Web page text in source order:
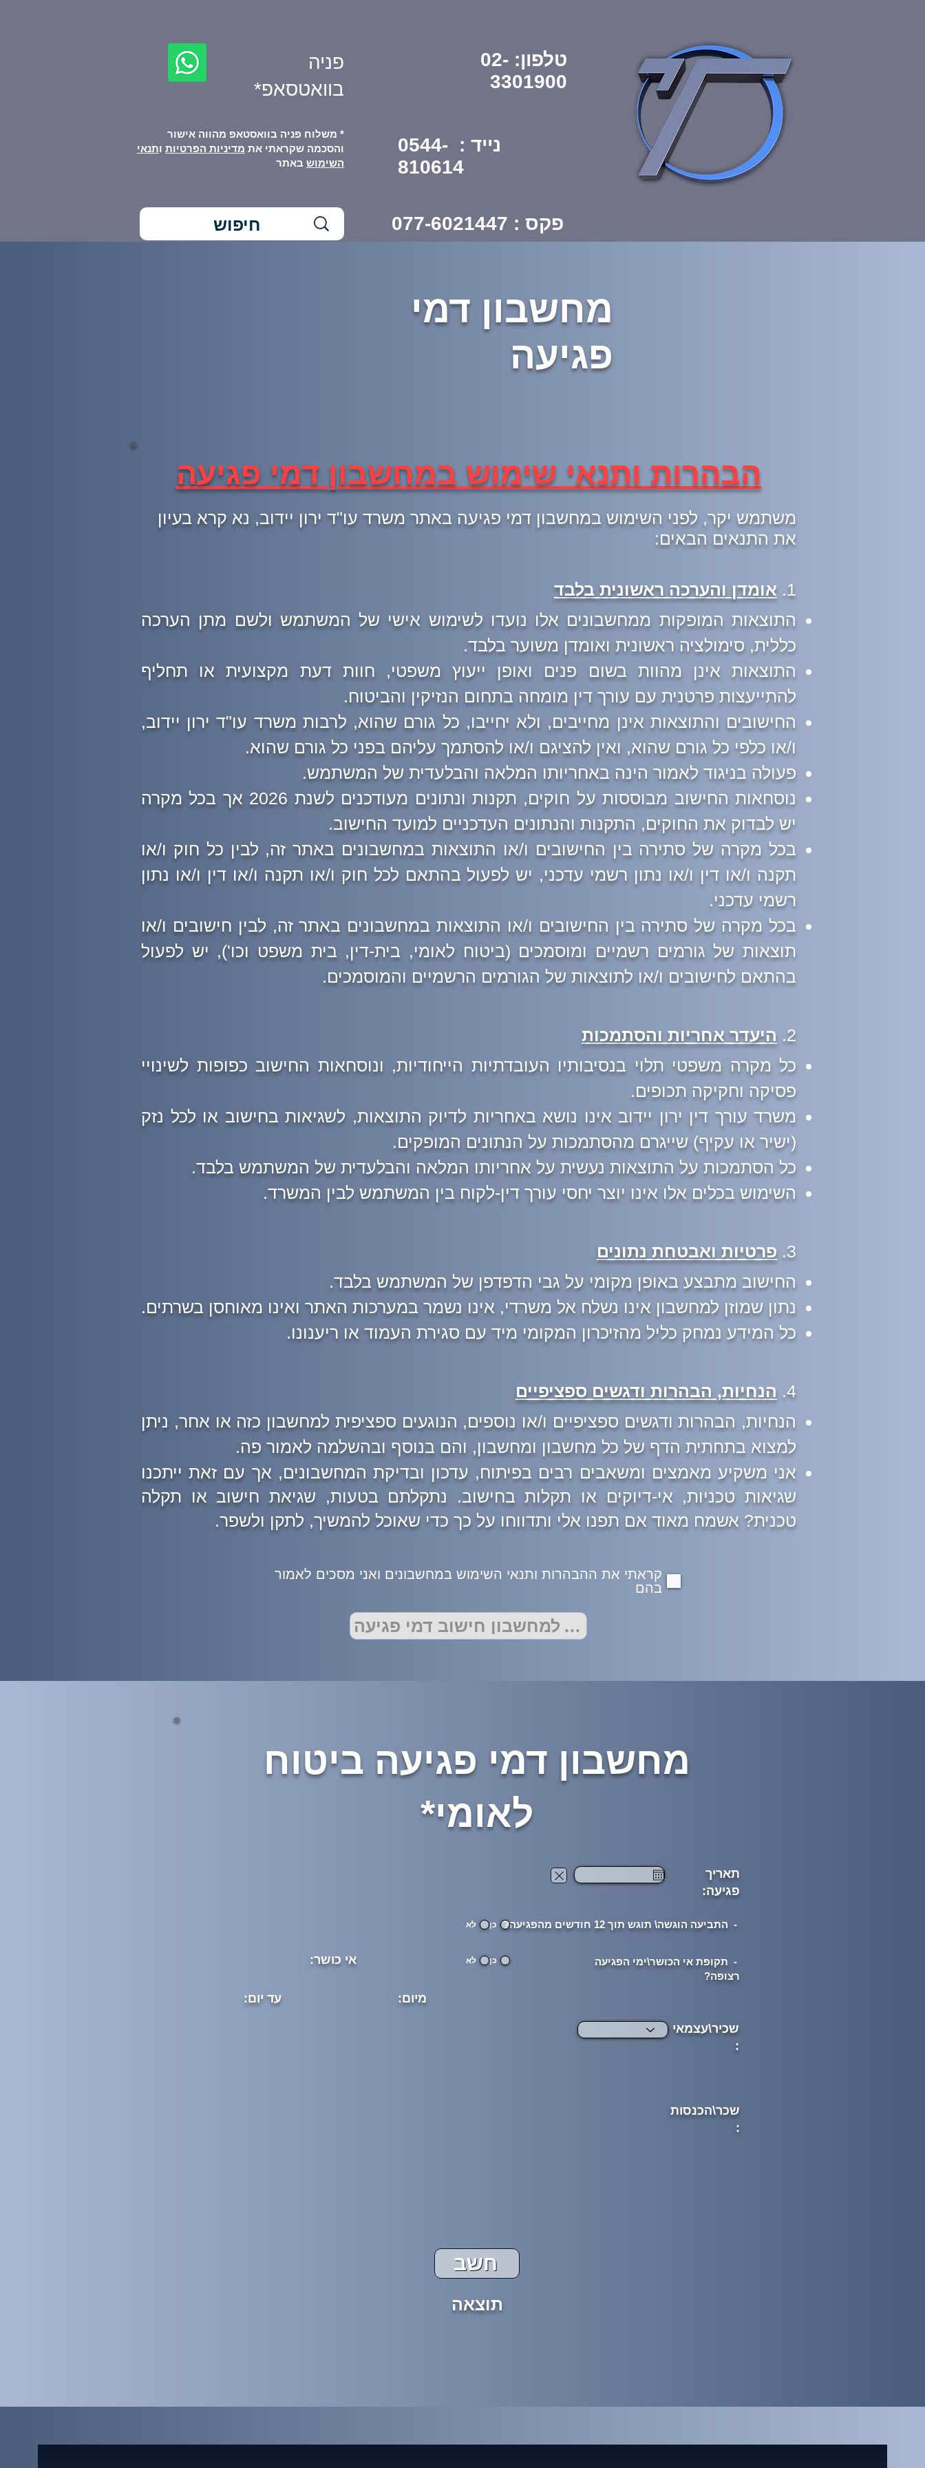
נייד : 0544-
810614
טלפון: 02-
3301900
פקס : 077-6021447
* משלוח פניה בוואסטאפ מהווה אישור
והסכמה שקראתי את מדיניות הפרטיות ותנאי
השימוש באתר
פניה
בוואטסאפ*
תאריך
פגיעה:
שכיר\עצמאי
:
חשב
תוצאה
אי כושר:
עד יום:
מחשבון דמי פגיעה ביטוח
לאומי*
שכר\הכנסות
:
- התביעה הוגשה\ תוגש תוך 12 חודשים מהפגיעה? כן לא
- תקופת אי הכושר\ימי הפגיעה
רצופה?
כן לא
מיום:
הבהרות ותנאי שימוש במחשבון דמי פגיעה
משתמש יקר, לפני השימוש במחשבון דמי פגיעה באתר משרד עו"ד ירון יידוב, נא קרא בעיון
את התנאים הבאים:
1.
אומדן והערכה ראשונית בלבד
התוצאות המופקות ממחשבונים אלו נועדו לשימוש אישי של המשתמש ולשם מתן הערכה
כללית, סימולציה ראשונית ואומדן משוער בלבד.
התוצאות אינן מהוות בשום פנים ואופן ייעוץ משפטי, חוות דעת מקצועית או תחליף
להתייעצות פרטנית עם עורך דין מומחה בתחום הנזיקין והביטוח.
החישובים והתוצאות אינן מחייבים, ולא יחייבו, כל גורם שהוא, לרבות משרד עו"ד ירון יידוב,
ו/או כלפי כל גורם שהוא, ואין להציגם ו/או להסתמך עליהם בפני כל גורם שהוא.
פעולה בניגוד לאמור הינה באחריותו המלאה והבלעדית של המשתמש.
נוסחאות החישוב מבוססות על חוקים, תקנות ונתונים מעודכנים לשנת 2026 אך בכל מקרה
יש לבדוק את החוקים, התקנות והנתונים העדכניים למועד החישוב.
בכל מקרה של סתירה בין החישובים ו/או התוצאות במחשבונים באתר זה, לבין כל חוק ו/או
תקנה ו/או דין ו/או נתון רשמי עדכני, יש לפעול בהתאם לכל חוק ו/או תקנה ו/או דין ו/או נתון
רשמי עדכני.
בכל מקרה של סתירה בין החישובים ו/או התוצאות במחשבונים באתר זה, לבין חישובים ו/או
תוצאות של גורמים רשמיים ומוסמכים (ביטוח לאומי, בית-דין, בית משפט וכו'), יש לפעול
בהתאם לחישובים ו/או לתוצאות של הגורמים הרשמיים והמוסמכים.
2. היעדר אחריות והסתמכות
כל מקרה משפטי תלוי בנסיבותיו העובדתיות הייחודיות, ונוסחאות החישוב כפופות לשינויי
פסיקה וחקיקה תכופים.
משרד עורך דין ירון יידוב אינו נושא באחריות לדיוק התוצאות, לשגיאות בחישוב או לכל נזק
(ישיר או עקיף) שייגרם מהסתמכות על הנתונים המופקים.
כל הסתמכות על התוצאות נעשית על אחריותו המלאה והבלעדית של המשתמש בלבד.
השימוש בכלים אלו אינו יוצר יחסי עורך דין-לקוח בין המשתמש לבין המשרד.
3. פרטיות ואבטחת נתונים
החישוב מתבצע באופן מקומי על גבי הדפדפן של המשתמש בלבד.
נתון שמוזן למחשבון אינו נשלח אל משרדי, אינו נשמר במערכות האתר ואינו מאוחסן בשרתים.
כל המידע נמחק כליל מהזיכרון המקומי מיד עם סגירת העמוד או ריענונו.
4. הנחיות, הבהרות ודגשים ספציפיים
הנחיות, הבהרות ודגשים ספציפיים ו/או נוספים, הנוגעים ספציפית למחשבון כזה או אחר, ניתן
למצוא בתחתית הדף של כל מחשבון ומחשבון, והם בנוסף ובהשלמה לאמור פה.
אני משקיע מאמצים ומשאבים רבים בפיתוח, עדכון ובדיקת המחשבונים, אך עם זאת ייתכנו
שגיאות טכניות, אי-דיוקים או תקלות בחישוב. נתקלתם בטעות, שגיאת חישוב או תקלה
טכנית? אשמח מאוד אם תפנו אלי ותדווחו על כך כדי שאוכל להמשיך, לתקן ולשפר.
קראתי את ההבהרות ותנאי השימוש במחשבונים ואני מסכים לאמור
בהם
המשך למחשבון חישוב דמי פגיעה
מחשבון דמי
פגיעה